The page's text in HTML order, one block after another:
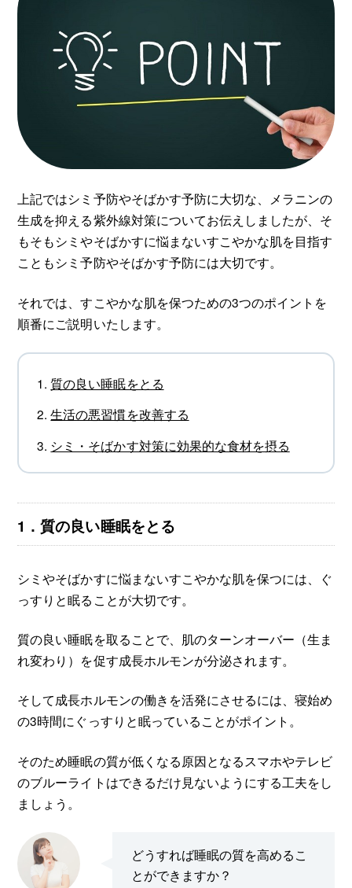
上記ではシミ予防やそばかす予防に大切な、メラニンの
生成を抑える紫外線対策についてお伝えしましたが、そ
もそもシミやそばかすに悩まないすこやかな肌を目指す
こともシミ予防やそばかす予防には大切です。
それでは、すこやかな肌を保つための3つのポイントを
順番にご説明いたします。
質の良い睡眠をとる
生活の悪習慣を改善する
シミ・そばかす対策に効果的な食材を摂る
1．質の良い睡眠をとる
シミやそばかすに悩まないすこやかな肌を保つには、ぐ
っすりと眠ることが大切です。
質の良い睡眠を取ることで、肌のターンオーバー（生ま
れ変わり）を促す成長ホルモンが分泌されます。
そして成長ホルモンの働きを活発にさせるには、寝始め
の3時間にぐっすりと眠っていることがポイント。
そのため睡眠の質が低くなる原因となるスマホやテレビ
のブルーライトはできるだけ見ないようにする工夫をし
ましょう。
どうすれば睡眠の質を高めるこ
とができますか？